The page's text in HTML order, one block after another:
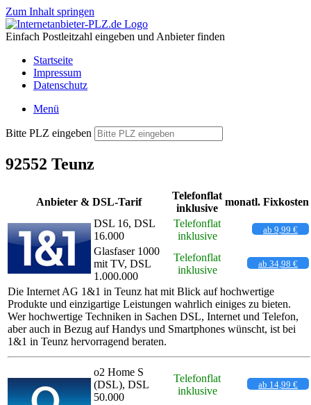
Zum Inhalt springen
Einfach Postleitzahl eingeben und Anbieter finden
Startseite
Impressum
Datenschutz
Menü
Bitte PLZ eingeben
92552 Teunz
Anbieter & DSL-Tarif
Telefonflat
inklusive
monatl. Fixkosten
DSL 16, DSL
16.000
Telefonflat
inklusive
ab 9,99 €
Glasfaser 1000
mit TV, DSL
1.000.000
Telefonflat
inklusive
ab 34,98 €
Die Internet AG 1&1 in Teunz hat mit Blick auf hochwertige
Produkte und einzigartige Leistungen wahrlich einiges zu bieten.
Wer hochwertige Techniken in Sachen DSL, Internet und Telefon,
aber auch in Bezug auf Handys und Smartphones wünscht, ist bei
1&1 in Teunz hervorragend beraten.
o2 Home S
(DSL), DSL
50.000
Telefonflat
inklusive
ab 14,99 €